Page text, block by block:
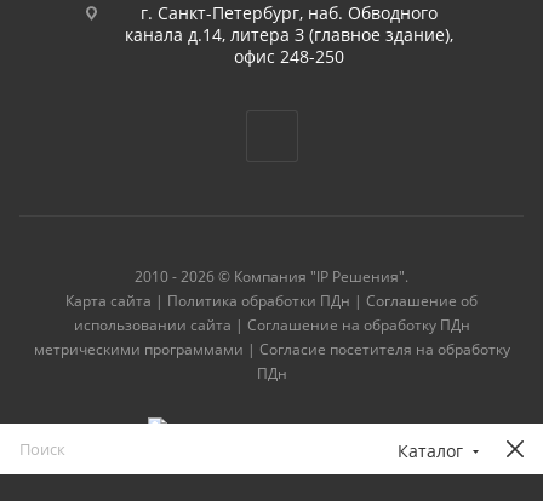
г. Санкт-Петербург, наб. Обводного
канала д.14, литера З (главное здание),
офис 248-250
2010 - 2026 © Компания "IP Решения".
Карта сайта | Политика обработки ПДн | Соглашение об
использовании сайта | Соглашение на обработку ПДн
метрическими программами | Согласие посетителя на обработку
ПДн
Каталог